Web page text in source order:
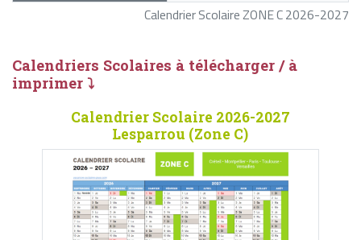
Calendrier Scolaire ZONE C 2026-2027
Calendriers Scolaires à télécharger / à
imprimer ⤵
Calendrier Scolaire 2026-2027
Lesparrou (Zone C)